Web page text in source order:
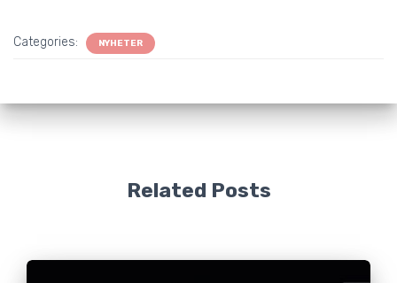
Categories: NYHETER
Related Posts